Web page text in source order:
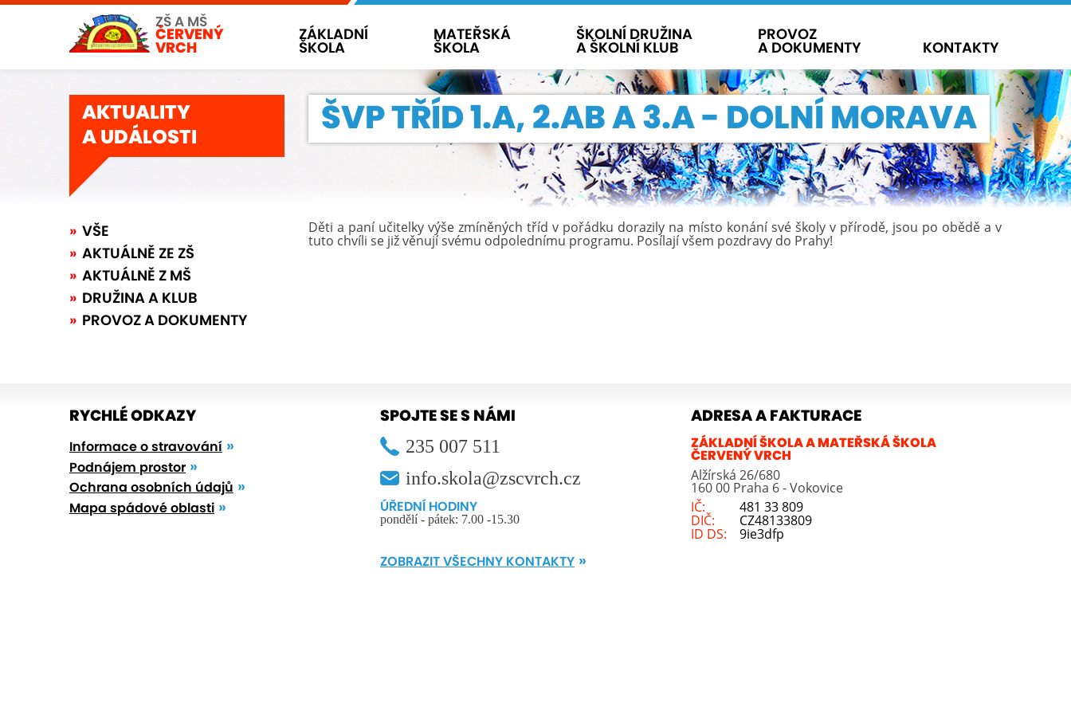
ZŠ A MŠ
ČERVENÝ
VRCH
ZÁKLADNÍ
ŠKOLA
MATEŘSKÁ
ŠKOLA
ŠKOLNÍ DRUŽINA
A ŠKOLNÍ KLUB
PROVOZ
A DOKUMENTY
KONTAKTY
AKTUALITY
A UDÁLOSTI
ŠVP TŘÍD 1.A, 2.AB A 3.A - DOLNÍ MORAVA
VŠE
AKTUÁLNĚ ZE ZŠ
AKTUÁLNĚ Z MŠ
DRUŽINA A KLUB
PROVOZ A DOKUMENTY
Děti a paní učitelky výše zmíněných tříd v pořádku dorazily na místo konání své školy v přírodě, jsou po obědě a v
tuto chvíli se jižvěnují svému odpolednímu programu. Posílají všem pozdravy do Prahy!
RYCHLÉ ODKAZY
Informace o stravování
Podnájem prostor
Ochrana osobních údajů
Mapa spádové oblasti
SPOJTE SE S NÁMI
235 007 511
info.skola@zscvrch.cz
ÚŘEDNÍ HODINY
pondělí - pátek: 7.00 -15.30
ZOBRAZIT VŠECHNY KONTAKTY
ADRESA A FAKTURACE
ZÁKLADNÍ ŠKOLA A MATEŘSKÁ ŠKOLA
ČERVENÝ VRCH
Alžírská 26/680
160 00 Praha 6 - Vokovice
IČ:
481 33 809
DIČ: CZ48133809
ID DS: 9ie3dfp